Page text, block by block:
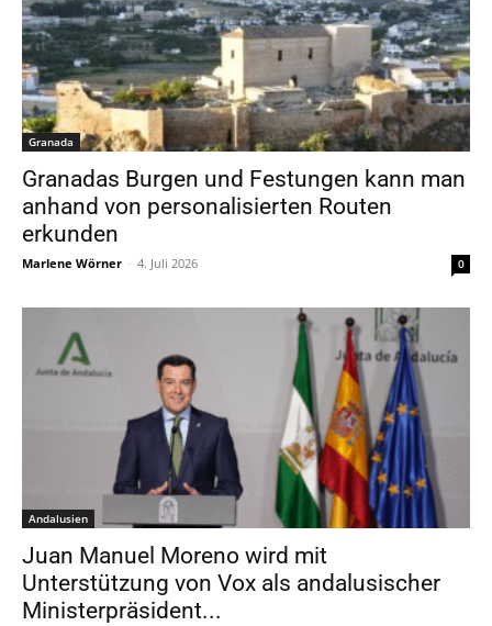
Granada
Granadas Burgen und Festungen kann man
anhand von personalisierten Routen
erkunden
Marlene Wörner - 4. Juli 2026 0
Andalusien
Juan Manuel Moreno wird mit
Unterstützung von Vox als andalusischer
Ministerpräsident...